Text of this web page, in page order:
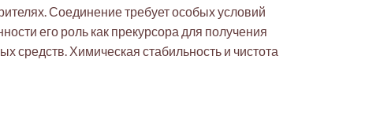
Соединение требует особых условий
его роль как прекурсора для получения
средств. Химическая стабильность и чистота